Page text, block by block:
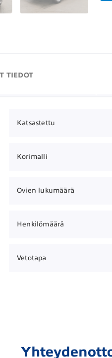
TIEDOT
Katsastettu
Korimalli
Ovien lukumäärä
Henkilömäärä
Vetotapa